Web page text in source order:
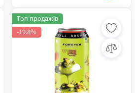
Топ продажів
-19.8%